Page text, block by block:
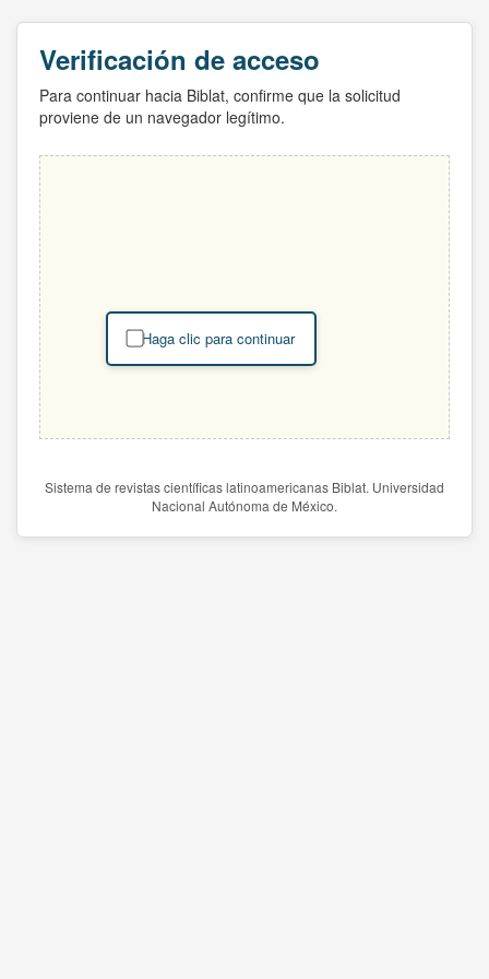
Verificación de acceso
Para continuar hacia Biblat, confirme que la solicitud
proviene de un navegador legítimo.
Haga clic para continuar
Sistema de revistas científicas latinoamericanas Biblat. Universidad
Nacional Autónoma de México.